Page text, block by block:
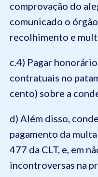
comprovação do
comunicado o
recolhimento e
c.4) Pagar
contratuais no
cento) sobre a
d) Além disso,
pagamento da
477 da CLT, e, em
incontroversas na